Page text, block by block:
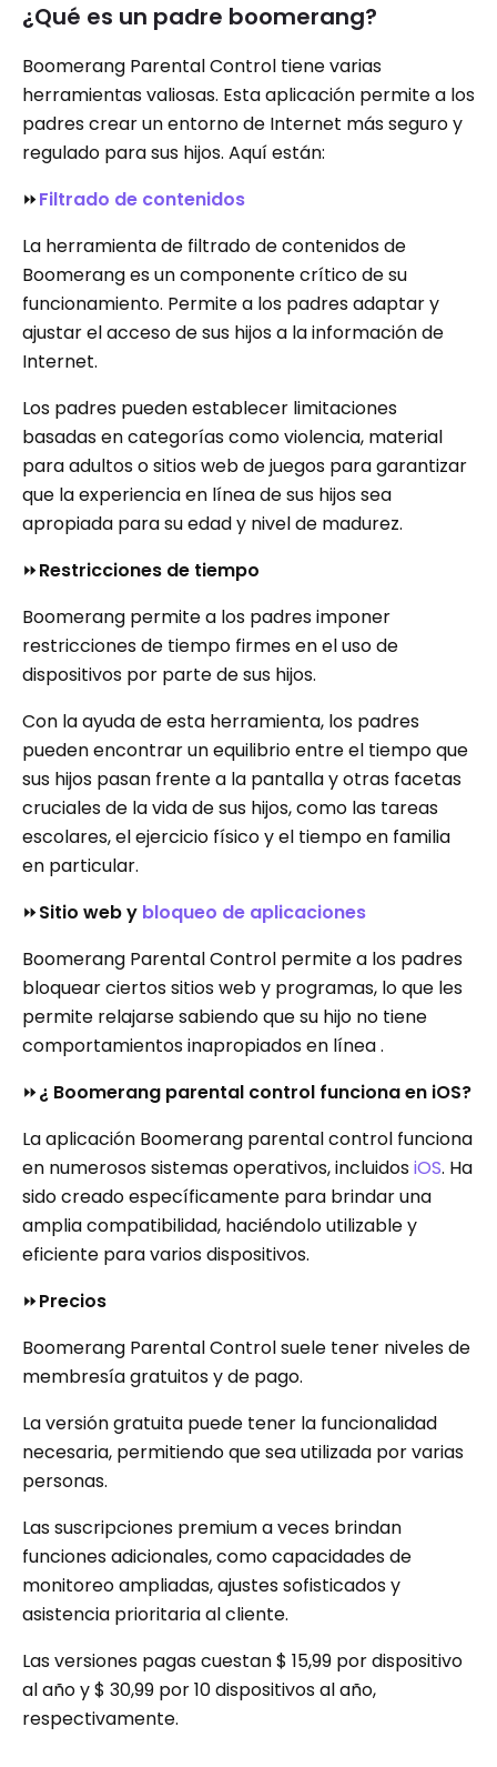
¿Qué es un padre boomerang?
Boomerang Parental Control tiene varias
herramientas valiosas. Esta aplicación permite a los
padres crear un entorno de Internet más seguro y
regulado para sus hijos. Aquí están:
⏩Filtrado de contenidos
La herramienta de filtrado de contenidos de
Boomerang es un componente crítico de su
funcionamiento. Permite a los padres adaptar y
ajustar el acceso de sus hijos a la información de
Internet.
Los padres pueden establecer limitaciones
basadas en categorías como violencia, material
para adultos o sitios web de juegos para garantizar
que la experiencia en línea de sus hijos sea
apropiada para su edad y nivel de madurez.
⏩Restricciones de tiempo
Boomerang permite a los padres imponer
restricciones de tiempo firmes en el uso de
dispositivos por parte de sus hijos.
Con la ayuda de esta herramienta, los padres
pueden encontrar un equilibrio entre el tiempo que
sus hijos pasan frente a la pantalla y otras facetas
cruciales de la vida de sus hijos, como las tareas
escolares, el ejercicio físico y el tiempo en familia
en particular.
⏩Sitio web y bloqueo de aplicaciones
Boomerang Parental Control permite a los padres
bloquear ciertos sitios web y programas, lo que les
permite relajarse sabiendo que su hijo no tiene
comportamientos inapropiados en línea .
⏩¿ Boomerang parental control funciona en iOS?
La aplicación Boomerang parental control funciona
en numerosos sistemas operativos, incluidosiOS. Ha
sido creado específicamente para brindar una
amplia compatibilidad, haciéndolo utilizable y
eficiente para varios dispositivos.
⏩Precios
Boomerang Parental Control suele tener niveles de
membresía gratuitos y de pago.
La versión gratuita puede tener la funcionalidad
necesaria, permitiendo que sea utilizada por varias
personas.
Las suscripciones premium a veces brindan
funciones adicionales, como capacidades de
monitoreo ampliadas, ajustes sofisticados y
asistencia prioritaria al cliente.
Las versiones pagas cuestan $ 15,99 por dispositivo
al año y $ 30,99 por 10 dispositivos al año,
respectivamente.